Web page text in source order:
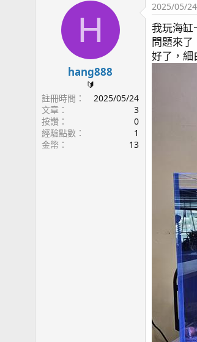
H
hang888
🔰
註冊時間
2025/05/24
文章
3
按讚
0
經驗點數
1
金幣
13
2025/05/24
我玩海缸
問題來
好了，細